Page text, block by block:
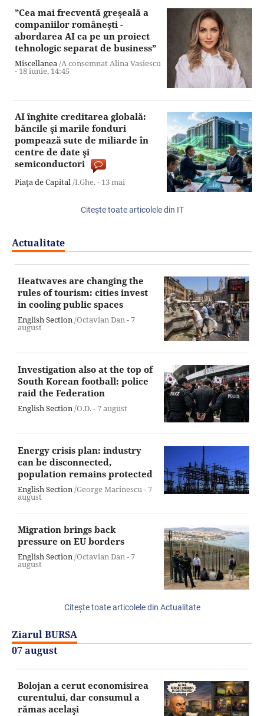
”Cea mai frecventă greşeală a
companiilor româneşti -
abordarea AI ca pe un proiect
tehnologic separat de business”
Miscellanea/A consemnat Alina Vasiescu
- 18 iunie, 14:45
AI înghite creditarea globală:
băncile şi marile fonduri
pompează sute de miliarde în
centre de date şi
semiconductori
Piaţa de Capital/I.Ghe. - 13 mai
Citeşte toate articolele din IT
Actualitate
Heatwaves are changing the
rules of tourism: cities invest
in cooling public spaces
English Section/Octavian Dan -7
august
Investigation also at the top of
South Korean football: police
raid the Federation
English Section/O.D. -7 august
Energy crisis plan: industry
can be disconnected,
population remains protected
English Section/George Marinescu -7
august
Migration brings back
pressure on EU borders
English Section/Octavian Dan -7
august
Citeşte toate articolele din Actualitate
Ziarul BURSA
07 august
Bolojan a cerut economisirea
curentului, dar consumul a
rămas acelaşi